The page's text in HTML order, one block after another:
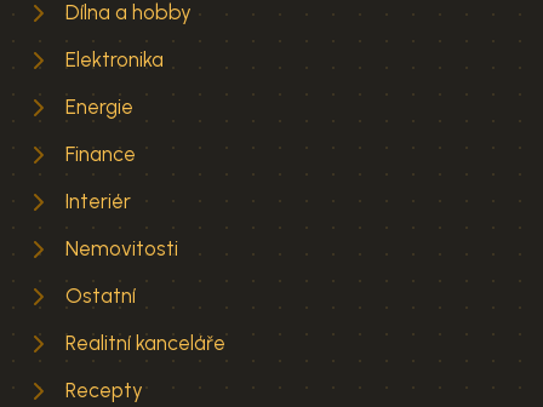
Dílna a hobby
Elektronika
Energie
Finance
Interiér
Nemovitosti
Ostatní
Realitní kanceláře
Recepty